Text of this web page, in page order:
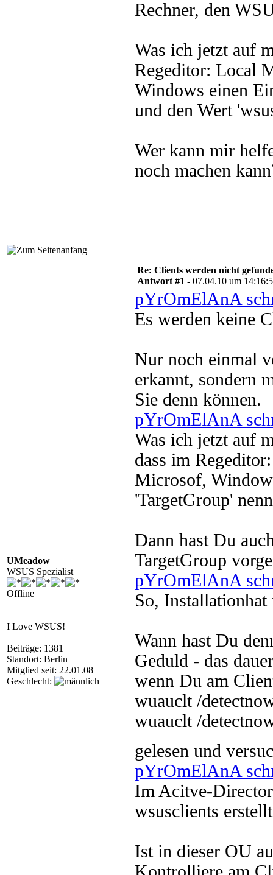
Rechner, den
Was ich jetzt auf
Regeditor: Local
Windows einen
und den Wert
Wer kann mir
noch machen
UMeadow
WSUS Spezialist
Offline
I Love WSUS!
Beiträge: 1381
Standort: Berlin
Mitglied seit: 22.01.08
Geschlecht:
Re: Clients werden nicht
Antwort #1 - 07.04.10 um
pYrOmElAnA
Es werden keine
Nur noch einmal
erkannt, sondern
Sie denn können.
pYrOmElAnA
Was ich jetzt auf
dass im
Microsof,
'TargetGroup'
Dann hast Du
TargetGroup
pYrOmElAnA
So,
Wann hast Du
Geduld - das
wenn Du am
wuauclt /
wuauclt /
gelesen und
pYrOmElAnA
Im Acitve-
wsusclients
Ist in dieser OU